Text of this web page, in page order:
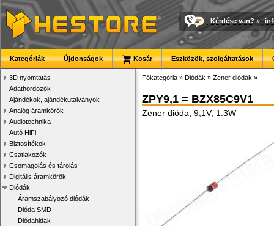
Kérdése van? »
Kategóriák Újdonságok Kosár Eszközök, szolgáltatások
3D nyomtatás
Adathordozók
Ajándékok, ajándékutalványok
Analóg áramkörök
Audiotechnika
Autó HiFi
Biztosítékok
Csatlakozók
Csomagolás és tárolás
Digitális áramkörök
Diódák
Áramszabályozó diódák
Dióda SMD
Diódahidak
Főkategória » Diódák » Zener diódák »
ZPY9,1 = BZX85C9V1
Zener dióda, 9,1V, 1.3W